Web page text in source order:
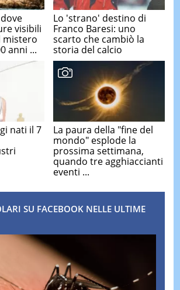
visibili
mistero
anni ...
Lo 'strano' destino di
Franco Baresi: uno
scarto che cambiò la
storia del calcio
nati il 7
La paura della "fine del
mondo" esplode la
prossima settimana,
quando tre agghiaccianti
eventi ...
SU FACEBOOK NELLE ULTIME